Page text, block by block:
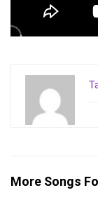
More Songs